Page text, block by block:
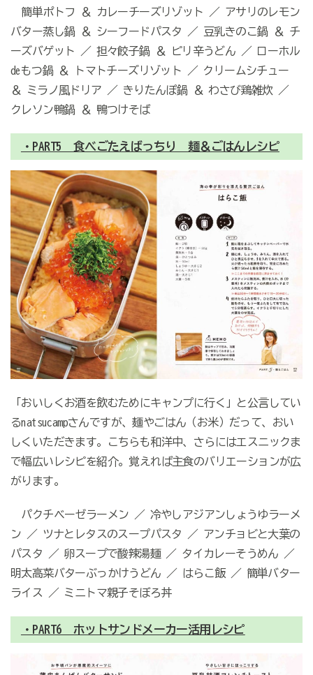
簡単ポトフ ＆ カレーチーズリゾット ／ アサリのレモン
バター蒸し鍋 ＆ シーフードパスタ ／ 豆乳きのこ鍋 ＆ チ
ーズバゲット ／ 担々餃子鍋 ＆ ピリ辛うどん ／ ローホル
deもつ鍋 ＆ トマトチーズリゾット ／ クリームシチュー
＆ ミラノ風ドリア ／ きりたんぽ鍋 ＆ わさび鶏雑炊 ／
クレソン鴨鍋 ＆ 鴨つけそば
・PART5 食べごたえばっちり 麺＆ごはんレシピ
「おいしくお酒を飲むためにキャンプに行く」と公言してい
るnatsucampさんですが、麺やごはん（お米）だって、おい
しくいただきます。こちらも和洋中、さらにはエスニックま
で幅広いレシピを紹介。覚えれば主食のバリエーションが広
がります。
パクチベーゼラーメン ／ 冷やしアジアンしょうゆラーメ
ン ／ ツナとレタスのスープパスタ ／ アンチョビと大葉の
パスタ ／ 卵スープで酸辣湯麺 ／ タイカレーそうめん ／
明太高菜バターぶっかけうどん ／ はらこ飯 ／ 簡単バター
ライス ／ ミニトマ親子そぼろ丼
・PART6 ホットサンドメーカー活用レシピ